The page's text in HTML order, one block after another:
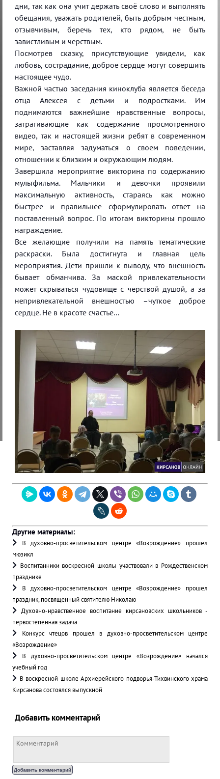
дни, так как она учит держать своё слово и выполнять
обещания, уважать родителей, быть добрым честным,
отзывчивым, беречь тех, кто рядом, не быть
завистливым и черствым.
Посмотрев сказку, присутствующие увидели, как
любовь, сострадание, доброе сердце могут совершить
настоящее чудо.
Важной частью заседания киноклуба является беседа
отца Алексея с детьми и подростками. Им
поднимаются важнейшие нравственные вопросы,
затрагивающие как содержание просмотренного
видео, так и настоящей жизни ребят в современном
мире, заставляя задуматься о своем поведении,
отношении к близким и окружающим людям.
Завершила мероприятие викторина по содержанию
мультфильма. Мальчики и девочки проявили
максимальную активность, стараясь как можно
быстрее и правильнее сформулировать ответ на
поставленный вопрос. По итогам викторины прошло
награждение.
Все желающие получили на память тематические
раскраски. Была достигнута и главная цель
мероприятия. Дети пришли к выводу, что внешность
бывает обманчива. За маской привлекательности
может скрываться чудовище с черствой душой, а за
непривлекательной внешностью –чуткое доброе
сердце. Не в красоте счастье…
Другие материалы:
В духовно-просветительском центре «Возрождение» прошел
мюзикл
Воспитанники воскресной школы участвовали в Рождественском
празднике
В духовно-просветительском центре «Возрождение» прошел
праздник, посвященный святителю Николаю
Духовно-нравственное воспитание кирсановских школьников -
первостепенная задача
Конкурс чтецов прошел в духовно-просветительском центре
«Возрождение»
В духовно-просветительском центре «Возрождение» начался
учебный год
В воскресной школе Архиерейского подворья-Тихвинского храма
Кирсанова состоялся выпускной
Добавить комментарий